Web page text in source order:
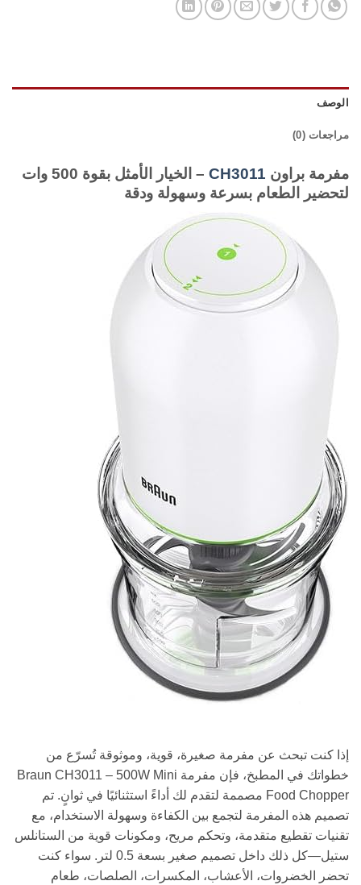
الوصف
مراجعات (0)
مفرمة براون CH3011
– الخيار الأمثل بقوة 500 وات
لتحضير الطعام بسرعة وسهولة ودقة
إذا كنت تبحث عن مفرمة صغيرة، قوية، وموثوقة تُسرّع من
خطواتك في المطبخ، فإن مفرمة Braun CH3011 – 500W Mini
Food Chopper مصممة لتقدم لك أداءً استثنائيًا في ثوانٍ. تم
تصميم هذه المفرمة لتجمع بين الكفاءة وسهولة الاستخدام، مع
تقنيات تقطيع متقدمة، وتحكم مريح، ومكونات قوية من الستانلس
ستيل—كل ذلك داخل تصميم صغير بسعة 0.5 لتر. سواء كنت
تحضر الخضروات، الأعشاب، المكسرات، الصلصات، طعام